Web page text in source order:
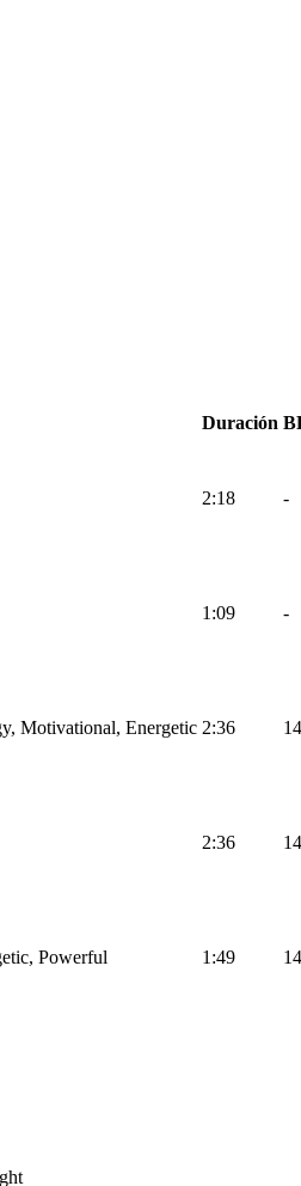
Duración
2:18 -
1:09 -
Motivational, Energetic 2:36
2:36
Powerful 1:49